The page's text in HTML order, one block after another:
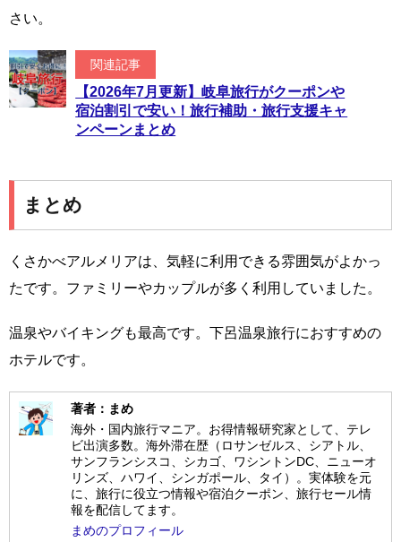
さい。
関連記事
【2026年7月更新】岐阜旅行がクーポンや
宿泊割引で安い！旅行補助・旅行支援キャ
ンペーンまとめ
まとめ
くさかべアルメリアは、気軽に利用できる雰囲気がよかっ
たです。ファミリーやカップルが多く利用していました。
温泉やバイキングも最高です。下呂温泉旅行におすすめの
ホテルです。
著者：まめ
海外・国内旅行マニア。お得情報研究家として、テレ
ビ出演多数。海外滞在歴（ロサンゼルス、シアトル、
サンフランシスコ、シカゴ、ワシントンDC、ニューオ
リンズ、ハワイ、シンガポール、タイ）。実体験を元
に、旅行に役立つ情報や宿泊クーポン、旅行セール情
報を配信してます。
まめのプロフィール